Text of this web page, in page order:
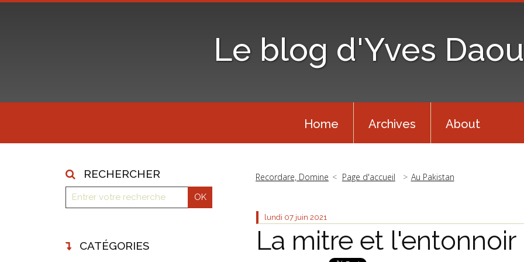
Le blog d'Yves
Home Archives About
RECHERCHER
CATÉGORIES
Recordare, Domine Page d'accueil Au Pakistan
lundi 07 juin 2021
La mitre et l'entonnoir